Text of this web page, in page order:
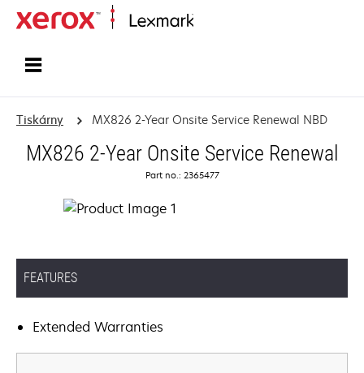
Tiskárny MX826 2-Year Onsite Service Renewal NBD
MX826 2-Year Onsite Service Renewal
Part no.: 2365477
FEATURES
Extended Warranties